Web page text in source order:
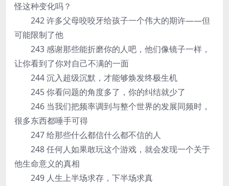
怪这种变化吗？
242 许多父母咬咬牙给孩子一个伟大的期许——但
可能限制了他
243 感谢那些能折磨你的人吧，他们像镜子一样，
让你看到了你对自己不满的一面
244 沉入超级沉默，才能够焕发终极生机
245 你看问题的角度多了，你的纠结就少了
246 当我们把频率调到与整个世界的发展同频时，
很多东西都唾手可得
247 给那些什么都信什么都不信的人
248 任何人如果敢玩这个游戏，就会发现一个关于
他生命意义的真相
249 人生上半场求存，下半场求真